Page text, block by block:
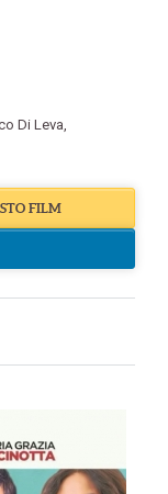
Di Leva
FILM